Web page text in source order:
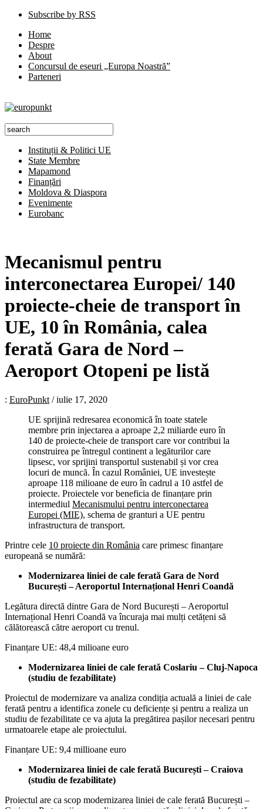
Subscribe by RSS
Home
Despre
About
Concursul de eseuri „Europa Noastră”
Parteneri
Instituții & Politici UE
State Membre
Mapamond
Finanțări
Moldova & Diaspora
Evenimente
Eurobanc
Mecanismul pentru
interconectarea Europei/ 140
proiecte-cheie de transport în
UE, 10 în România, calea
ferată Gara de Nord –
Aeroport Otopeni pe listă
: EuroPunkt /iulie 17, 2020
UE sprijină redresarea economică în toate statele
membre prin injectarea a aproape 2,2 miliarde euro în
140 de proiecte-cheie de transport care vor contribui la
construirea pe întregul continent a legăturilor care
lipsesc, vor sprijini transportul sustenabil și vor crea
locuri de muncă. În cazul României, UE investește
aproape 118 milioane de euro în cadrul a 10 astfel de
proiecte. Proiectele vor beneficia de finanțare prin
intermediul Mecanismului pentru interconectarea
Europei (MIE), schema de granturi a UE pentru
infrastructura de transport.
Printre cele 10 proiecte din România care primesc finanțare
europeană se numără:
Modernizarea liniei de cale ferată Gara de Nord
București – Aeroportul Internațional Henri Coandă
Legătura directă dintre Gara de Nord București – Aeroportul
Internațional Henri Coandă va încuraja mai mulți cetățeni să
călătorească către aeroport cu trenul.
Finanțare UE: 48,4 milioane euro
Modernizarea liniei de cale ferată Coslariu – Cluj-Napoca
(studiu de fezabilitate)
Proiectul de modernizare va analiza condiția actuală a liniei de cale
ferată pentru a identifica zonele cu deficiențe și pentru a realiza un
studiu de fezabilitate ce va ajuta la pregătirea pașilor necesari pentru
urmatoarele etape ale proiectului.
Finanțare UE: 9,4 millioane euro
Modernizarea liniei de cale ferată București – Craiova
(studiu de fezabilitate)
Proiectul are ca scop modernizarea liniei de cale ferată București –